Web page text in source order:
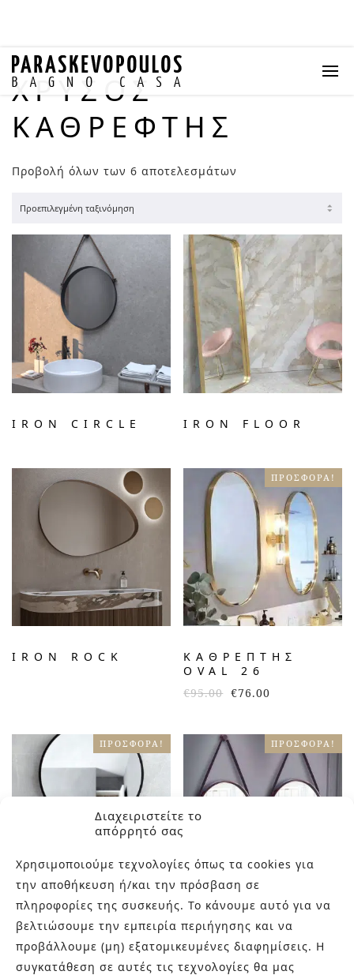
Διαχειριστείτε το
απόρρητό σας
Χρησιμοποιούμε τεχνολογίες όπως τα cookies για
την αποθήκευση ή/και την πρόσβαση σε
πληροφορίες της συσκευής. Το κάνουμε αυτό για να
βελτιώσουμε την εμπειρία περιήγησης και να
προβάλλουμε (μη) εξατομικευμένες διαφημίσεις. Η
συγκατάθεση σε αυτές τις τεχνολογίες θα μας
ΧΡΥΣΌΣ
ΚΑΘΡΈΦΤΗΣ
Προβολή όλων των 6 αποτελεσμάτων
IRON CIRCLE IRON FLOOR
IRON ROCK
ΠΡΟΣΦΟΡΆ!
ΚΑΘΡΈΠΤΗΣ
OVAL 26
€95.00 €76.00
ΠΡΟΣΦΟΡΆ!
ΚΑΘΡΈΠΤΗΣ
ROUND 05
€ 38.00
ΠΡΟΣΦΟΡΆ!
ΚΑΘΡΈΠΤΗΣ
ROUND 25
74.50 € 60.00